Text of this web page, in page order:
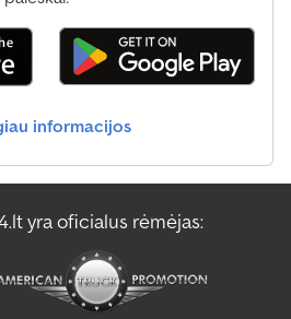
informacijos
yra oficialus rėmėjas: